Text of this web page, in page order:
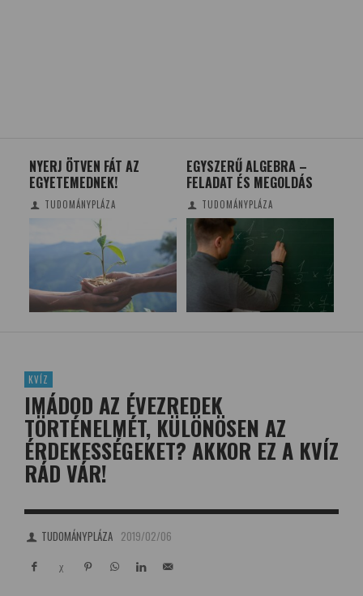
NYERJ ÖTVEN FÁT AZ
EGYETEMEDNEK!
TUDOMÁNYPLÁZA
EGYSZERŰ ALGEBRA –
FELADAT ÉS MEGOLDÁS
TUDOMÁNYPLÁZA
KVÍZ
IMÁDOD AZ ÉVEZREDEK
TÖRTÉNELMÉT, KÜLÖNÖSEN AZ
ÉRDEKESSÉGEKET? AKKOR EZ A KVÍZ
RÁD VÁR!
TUDOMÁNYPLÁZA 2019/02/06